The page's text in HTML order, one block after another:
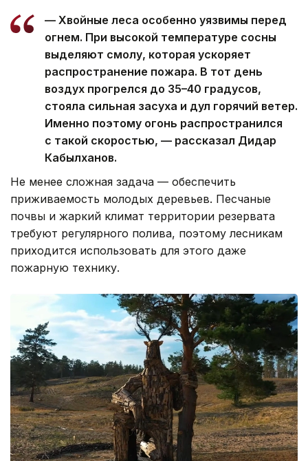
— Хвойные леса особенно уязвимы перед
огнем. При высокой температуре сосны
выделяют смолу, которая ускоряет
распространение пожара. В тот день
воздух прогрелся до 35–40 градусов,
стояла сильная засуха и дул горячий ветер.
Именно поэтому огонь распространился
с такой скоростью, — рассказал Дидар
Кабылханов.
Не менее сложная задача — обеспечить
приживаемость молодых деревьев. Песчаные
почвы и жаркий климат территории резервата
требуют регулярного полива, поэтому лесникам
приходится использовать для этого даже
пожарную технику.